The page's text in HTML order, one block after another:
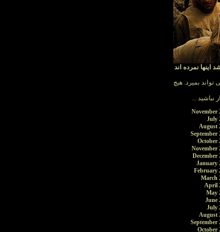
اینها نمرده اند
بمیرد. هیچ
نباشید ...
November
July
August
September
October
November
December
January
February
March
April
May
June
July
August
September
October